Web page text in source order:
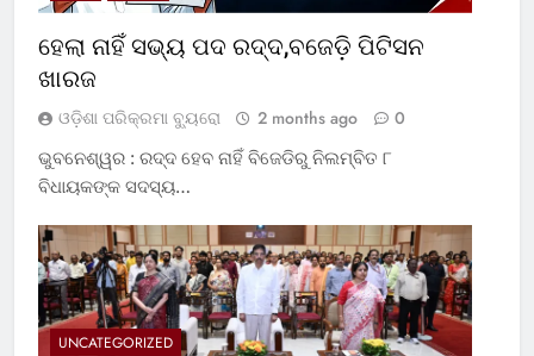
ହେଲା ନାହିଁ ସଭ୍ୟ ପଦ ରଦ୍ଦ,ବଜେଡ଼ି ପିଟିସନ
ଖାରଜ
ଓଡ଼ିଶା ପରିକ୍ରମା ବ୍ୟୁରୋ 2 months ago 0
ଭୁବନେଶ୍ୱର : ରଦ୍ଦ ହେବ ନାହିଁ ବିଜେଡିରୁ ନିଲମ୍ବିତ ୮
ବିଧାୟକଙ୍କ ସଦସ୍ୟ…
UNCATEGORIZED